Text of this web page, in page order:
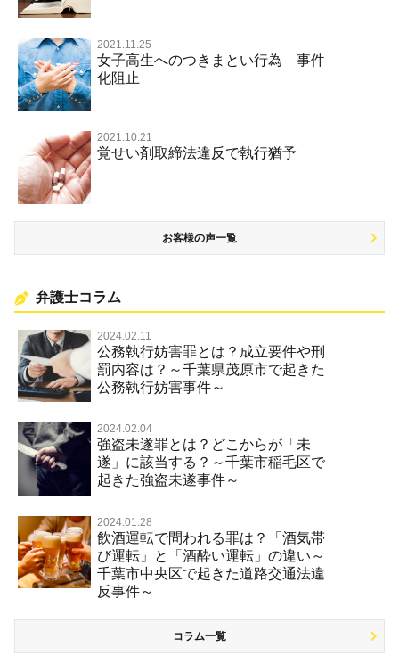
著作権法違反・商標法違反
放火・失火
名誉棄損罪・侮辱
2021.11.25
女子高生へのつきまとい行為 事件
化阻止
2021.10.21
覚せい剤取締法違反で執行猶予
お客様の声一覧
弁護士コラム
2024.02.11
公務執行妨害罪とは？成立要件や刑
罰内容は？～千葉県茂原市で起きた
公務執行妨害事件～
2024.02.04
強盗未遂罪とは？どこからが「未
遂」に該当する？～千葉市稲毛区で
起きた強盗未遂事件～
2024.01.28
飲酒運転で問われる罪は？「酒気帯
び運転」と「酒酔い運転」の違い～
千葉市中央区で起きた道路交通法違
反事件～
コラム一覧